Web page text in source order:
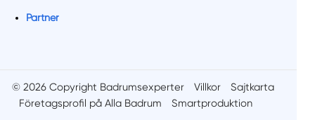
Partner
© 2026 Copyright Badrumsexperter Villkor
Sajtkarta
Företagsprofil på Alla Badrum
Smartproduktion